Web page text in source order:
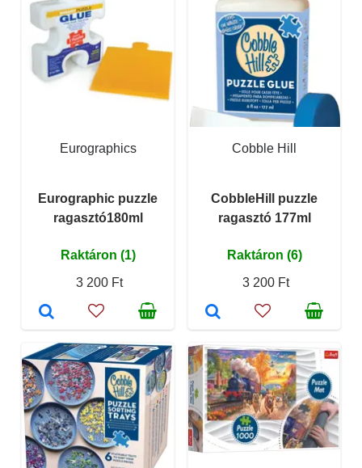
Eurographics
Eurographic puzzle
ragasztó180ml
Raktáron (1)
3 200 Ft
Cobble Hill
CobbleHill puzzle
ragasztó 177ml
Raktáron (6)
3 200 Ft